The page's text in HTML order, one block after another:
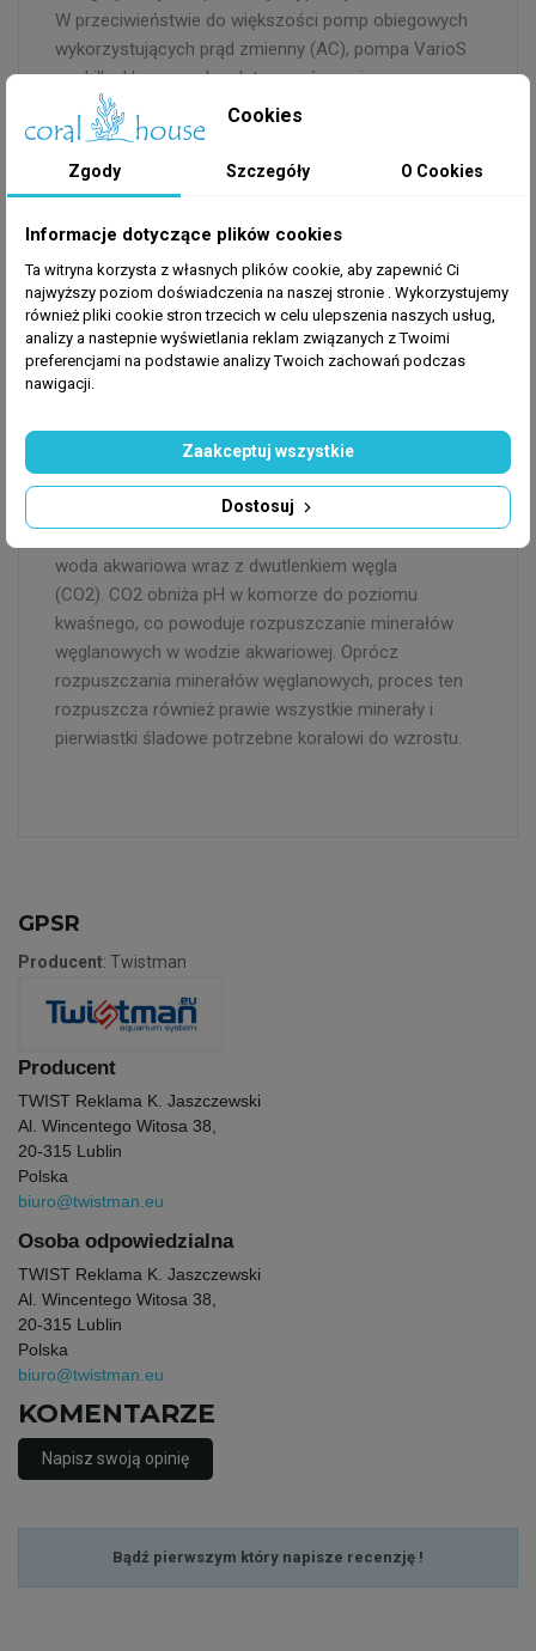
W przeciwieństwie do większości pomp obiegowych
wykorzystujących prąd zmienny (AC), pompa VarioS
ma kilka kluczowych zalet w porównaniu z
tradycyjnymi pompami prądu przemiennego, a
mianowicie wyższą wydajność energetyczną,
bezpieczniejszą pracę przy napięciu roboczym 24 V, a
przede wszystkim bezstopniową regulację prędkości
wody do skimmera.
Uwaga: To nie jest pompa o ciśnieniu
znamionowym. Ta pompa nie jest przeznaczona do
zastosowań na drugim piętrze ani do zasilania
odpieniaczy Beckett lub zstępujących, gdzie
wymagane jest stałe ciśnienie.
Reaktor wapniowy to zasadniczo komora wypełniona
aragonitem, który jest naturalną formą minerału
węglanowego lub powszechnie znanym jako
woda akwariowa wraz z dwutlenkiem węgla
(CO2). CO2 obniża pH w komorze do poziomu
kwaśnego, co powoduje rozpuszczanie minerałów
węglanowych w wodzie akwariowej. Oprócz
rozpuszczania minerałów węglanowych, proces ten
rozpuszcza również prawie wszystkie minerały i
pierwiastki śladowe potrzebne koralowi do wzrostu.
GPSR
Producent: Twistman
Producent
TWIST Reklama K. Jaszczewski
Al. Wincentego Witosa 38,
20-315 Lublin
Polska
biuro@twistman.eu
Osoba odpowiedzialna
TWIST Reklama K. Jaszczewski
Al. Wincentego Witosa 38,
20-315 Lublin
Polska
biuro@twistman.eu
KOMENTARZE
Napisz swoją opinię
Bądź pierwszym który napisze recenzję !
Cookies
Zgody Szczegóły O Cookies
Informacje dotyczące plików cookies
Ta witryna korzysta z własnych plików cookie, aby zapewnić Ci
najwyższy poziom doświadczenia na naszej stronie . Wykorzystujemy
również pliki cookie stron trzecich w celu ulepszenia naszych usług,
analizy a nastepnie wyświetlania reklam związanych z Twoimi
preferencjami na podstawie analizy Twoich zachowań podczas
nawigacji.
Dostosuj
Zaakceptuj wszystkie